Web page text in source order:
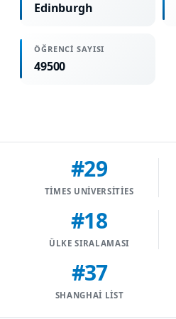
Edinburgh
ÖĞRENCI SAYISI
49500
#29
TIMES UNIVERSITIES
#18
ÜLKE SIRALAMASI
#37
SHANGHAI LIST